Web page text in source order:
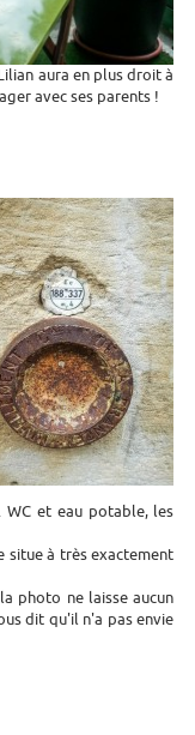
aura en plus droit à
avec ses parents !
WC et eau potable, les
situe à très exactement
photo ne laisse aucun
dit qu'il n'a pas envie